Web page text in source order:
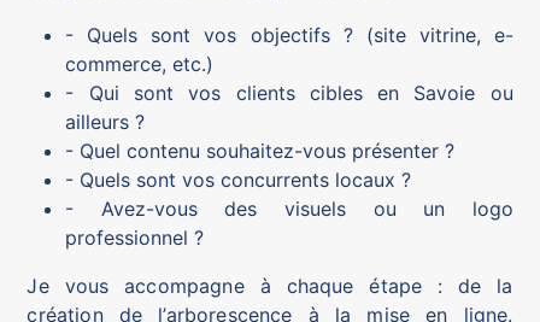
- Quels sont vos objectifs ? (site vitrine, e-
commerce, etc.)
- Qui sont vos clients cibles en Savoie ou
ailleurs ?
- Quel contenu souhaitez-vous présenter ?
- Quels sont vos concurrents locaux ?
- Avez-vous des visuels ou un logo
professionnel ?
Je vous accompagne à chaque étape : de la
création de l’arborescence à la mise en ligne.